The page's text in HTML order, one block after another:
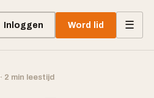
Inloggen Word lid ☰
· 2 min leestijd